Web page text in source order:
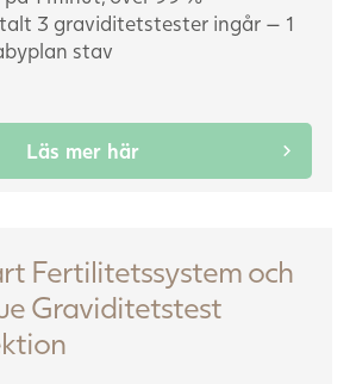
3 graviditetstester ingår — 1
stav
Läs mer här
Fertilitetssystem och
Graviditetstest